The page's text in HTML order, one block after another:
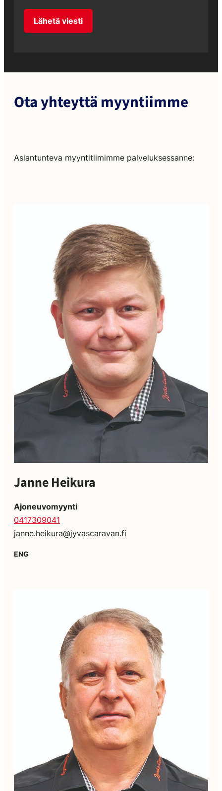
Lähetä viesti
Ota yhteyttä myyntiimme
Asiantunteva myyntitiimimme palveluksessanne:
Janne Heikura
Ajoneuvomyynti
0417309041
janne.heikura@jyvascaravan.fi
ENG